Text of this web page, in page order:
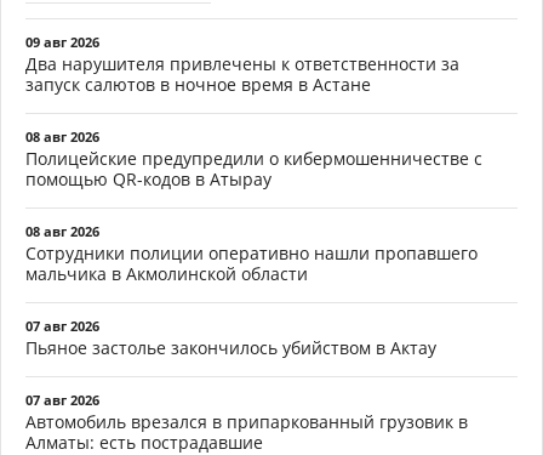
09 авг 2026
Два нарушителя привлечены к ответственности за
запуск салютов в ночное время в Астане
08 авг 2026
Полицейские предупредили о кибермошенничестве с
помощью QR-кодов в Атырау
08 авг 2026
Сотрудники полиции оперативно нашли пропавшего
мальчика в Акмолинской области
07 авг 2026
Пьяное застолье закончилось убийством в Актау
07 авг 2026
Автомобиль врезался в припаркованный грузовик в
Алматы: есть пострадавшие